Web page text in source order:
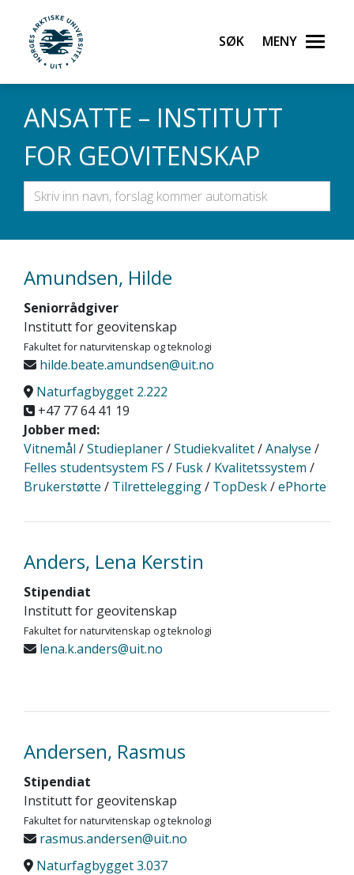
Gå til hovedinnhold
UiT Norges arktiske universitet
Søk Meny
ANSATTE – INSTITUTT
FOR GEOVITENSKAP
Amundsen, Hilde
Seniorrådgiver
Institutt for geovitenskap
Fakultet for naturvitenskap og teknologi
hilde.beate.amundsen@uit.no
Naturfagbygget 2.222
+47 77 64 41 19
Jobber med:
Vitnemål /Studieplaner/Studiekvalitet/Analyse /
Felles studentsystem FS / Fusk/ Kvalitetssystem /
Brukerstøtte / Tilrettelegging/ TopDesk/ePhorte
Anders, Lena Kerstin
Stipendiat
Institutt for geovitenskap
Fakultet for naturvitenskap og teknologi
lena.k.anders@uit.no
Andersen, Rasmus
Stipendiat
Institutt for geovitenskap
Fakultet for naturvitenskap og teknologi
rasmus.andersen@uit.no
Naturfagbygget 3.037